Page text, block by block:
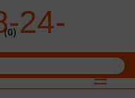
24-
(0)
Toggle